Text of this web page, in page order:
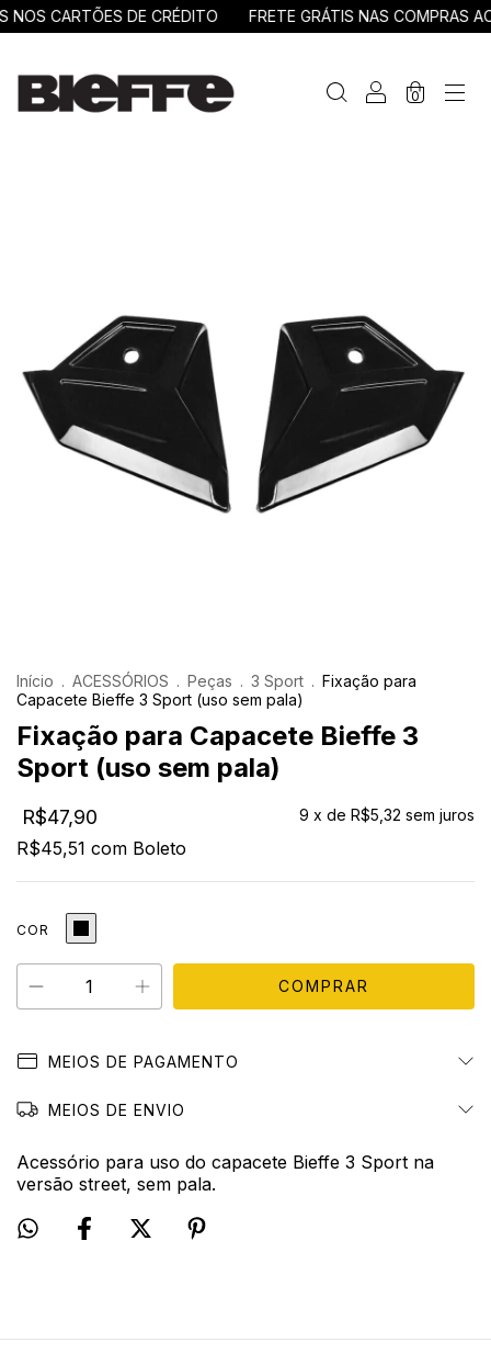
CARTÕES DE CRÉDITO FRETE GRÁTIS NAS COMPRAS
0
Início . ACESSÓRIOS . Peças . 3 Sport . Fixação para
Capacete Bieffe 3 Sport (uso sem pala)
Fixação para Capacete Bieffe 3
Sport (uso sem pala)
R$47,90 9 x de R$5,32 sem juros
R$45,51 com Boleto
COR
MEIOS DE PAGAMENTO
MEIOS DE ENVIO
Acessório para uso do capacete Bieffe 3 Sport na
versão street, sem pala.